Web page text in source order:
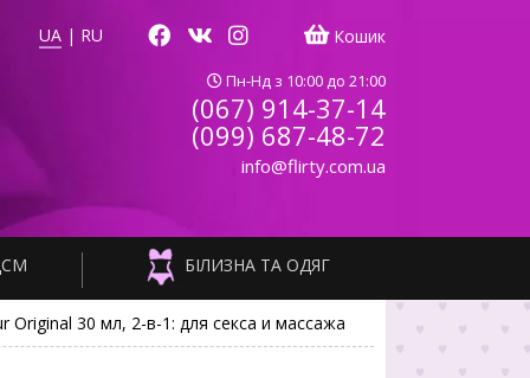
UA | RU Кошик
Пн-Нд з 10:00 до 21:00
(067) 914-37-14
(099) 687-48-72
info@flirty.com.ua
БІЛИЗНА ТА ОДЯГ
Original 30 мл, 2-в-1: для секса и массажа